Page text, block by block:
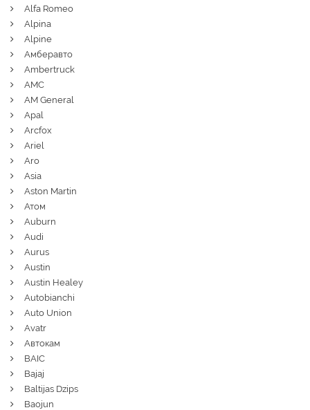
Alfa Romeo
Alpina
Alpine
Амберавто
Ambertruck
AMC
AM General
Apal
Arcfox
Ariel
Aro
Asia
Aston Martin
Атом
Auburn
Audi
Aurus
Austin
Austin Healey
Autobianchi
Auto Union
Avatr
Автокам
BAIC
Bajaj
Baltijas Dzips
Baojun